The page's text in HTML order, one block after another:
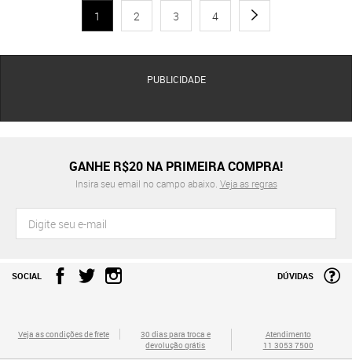
1 2 3 4
PUBLICIDADE
GANHE R$20 NA PRIMEIRA COMPRA!
Insira seu email no campo abaixo. Veja as regras
SOCIAL DÚVIDAS
Veja as condições de frete
30 dias para troca e
devolução grátis
Atendimento
11 3053 7500